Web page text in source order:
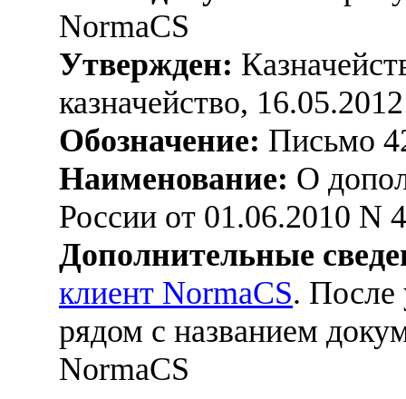
NormaCS
Утвержден:
казначейство, 16.05.2012
Обозначение: Письмо
Наименование: О
России от 01.06.2010 N
Дополнительные
клиент NormaCS. После
рядом с названием
NormaCS